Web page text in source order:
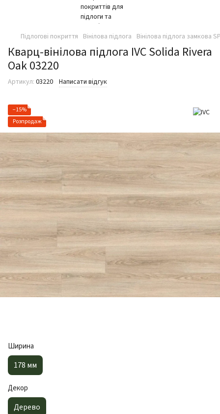
Підлогові покриття Вінілова підлога Вінілова підлога замкова
Кварц-вінілова підлога IVC Solida Rivera
Oak 03220
Артикул: 03220 Написати відгук
−15%
Розпродаж
Ширина
178 мм
Декор
Дерево